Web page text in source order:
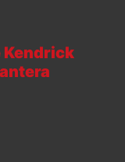
Kendrick